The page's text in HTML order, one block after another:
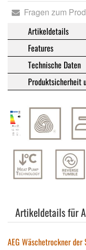
Fragen zum
Artikeldetails
Features
Technische Daten
Produktsicherheit
Artikeldetails für
AEG Wäschetrockner